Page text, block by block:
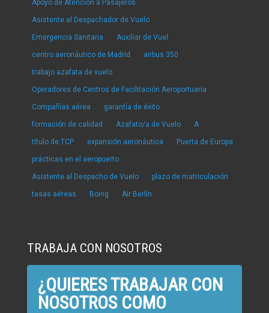
Apoyo de Atención a Pasajeros
Asistente al Despachador de Vuelo
Emergencia Sanitaria Auxiliar de Vuel
centro aeronáutico de Madrid airbus 350
trabajo azafata de vuelo
Operadores de Centros de Facilitación Aeroportuaria
Compañías aérea garantía de éxito
formación de calidad Azafato/a de Vuelo A
título de TCP expansión aeronáutica Puerta de Europa
prácticas en el aeropuerto
Asistente al Despacho de Vuelo plazo de matriculación
tasas aéreas Boing Air Berlín
TRABAJA CON NOSOTROS
¿QUIERES TRABAJAR CON
NOSOTROS COMO